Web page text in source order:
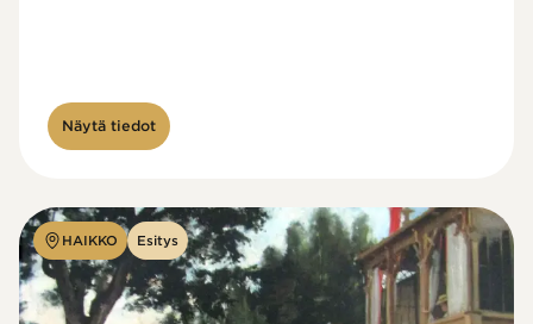
Näytä tiedot
HAIKKO Esitys